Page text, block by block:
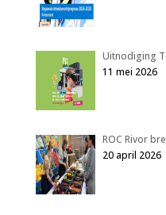
Uitnodiging
11 mei 2026
ROC Rivor
20 april 2026